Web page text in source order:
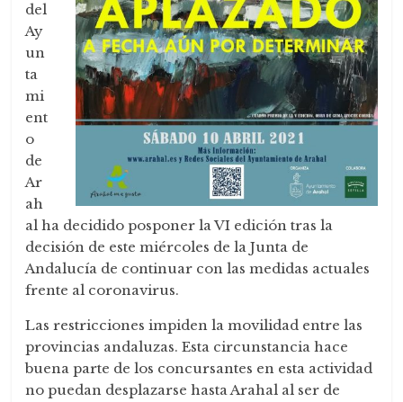
del
Ay
un
ta
mi
ent
o
de
Ar
ah
al ha decidido posponer la VI edición tras la
decisión de este miércoles de la Junta de
Andalucía de continuar con las medidas actuales
frente al coronavirus.
Las restricciones impiden la movilidad entre las
provincias andaluzas. Esta circunstancia hace
buena parte de los concursantes en esta actividad
no puedan desplazarse hasta Arahal al ser de